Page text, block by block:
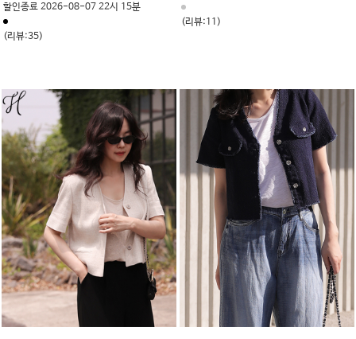
할인종료 2026-08-07 22시 15분
(리뷰:35)
(리뷰:11)